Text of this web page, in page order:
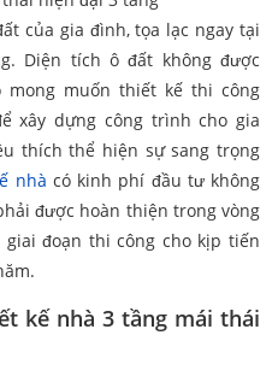
của gia đình, tọa lạc ngay tại
Diện tích ô đất không được
mong muốn thiết kế thi công
xây dựng công trình cho gia
thích thể hiện sự sang trọng
nhà có kinh phí đầu tư không
được hoàn thiện trong vòng
giai đoạn thi công cho kịp tiến
kế nhà 3 tầng mái thái